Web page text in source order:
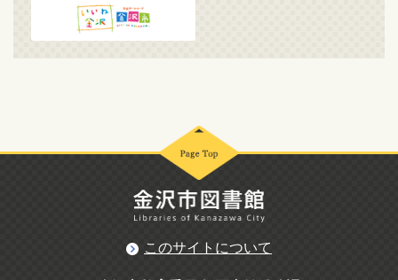
このサイトについて